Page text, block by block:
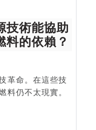
技術能協助
料的依賴？
革命。在這些技
料仍不太現實。